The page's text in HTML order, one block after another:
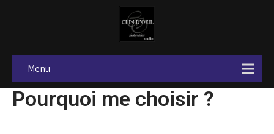
Menu
Pourquoi me choisir ?